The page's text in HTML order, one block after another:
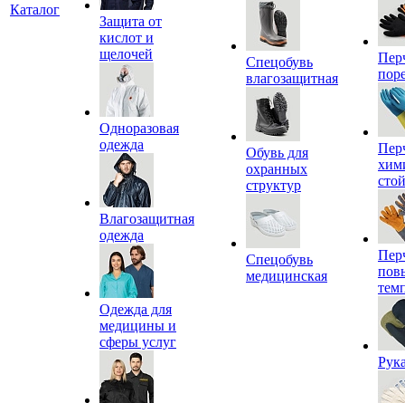
Каталог
Защита от
кислот и
щелочей
Одноразовая
одежда
Влагозащитная
одежда
Одежда для
медицины и
сферы услуг
Спецобувь
влагозащитная
Обувь для
охранных
структур
Спецобувь
медицинская